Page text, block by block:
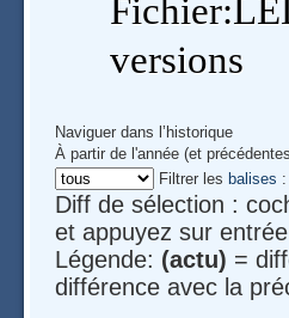
versions
Naviguer dans l’historique
À partir de l'année (et
Filtrer les balises :
Diff de sélection :
et appuyez sur
Légende: (actu) =
différence avec la